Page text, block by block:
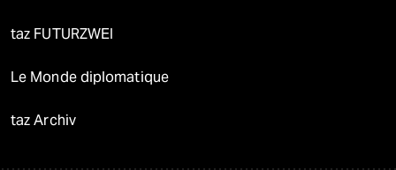
taz FUTURZWEI
Le Monde diplomatique
taz Archiv